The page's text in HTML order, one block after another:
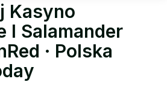
Kasyno
I Salamander
· Polska